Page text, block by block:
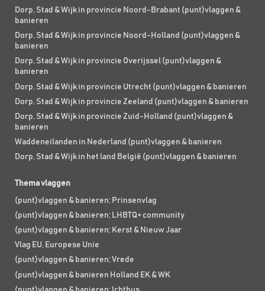
Dorp, Stad & Wijk in provincie Noord-Brabant (punt)vlaggen &
banieren
Dorp, Stad & Wijk in provincie Noord-Holland (punt)vlaggen &
banieren
Dorp, Stad & Wijk in provincie Overijssel (punt)vlaggen &
banieren
Dorp, Stad & Wijk in provincie Utrecht (punt)vlaggen & banieren
Dorp, Stad & Wijk in provincie Zeeland (punt)vlaggen & banieren
Dorp, Stad & Wijk in provincie Zuid-Holland (punt)vlaggen &
banieren
Waddeneilanden in Nederland (punt)vlaggen & banieren
Dorp, Stad & Wijk in het land België (punt)vlaggen & banieren
Thema vlaggen
(punt)vlaggen & banieren; Prinsenvlag
(punt)vlaggen & banieren; LHBTQ+ community
(punt)vlaggen & banieren; Kerst & Nieuw Jaar
Vlag EU, Europese Unie
(punt)vlaggen & banieren; Vrede
(punt)vlaggen & banieren Holland EK & WK